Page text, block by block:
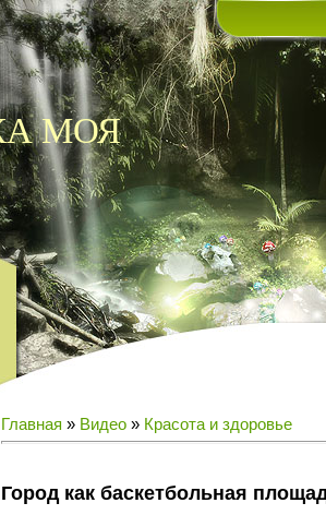
МОЯ
Главная » Видео » Красота и здоровье
Город как баскетбольная